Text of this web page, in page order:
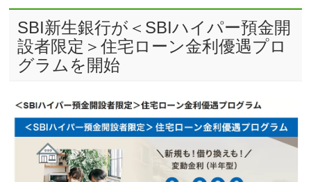
SBI新生銀行が＜SBIハイパー預金開
設者限定＞住宅ローン金利優遇プロ
グラムを開始